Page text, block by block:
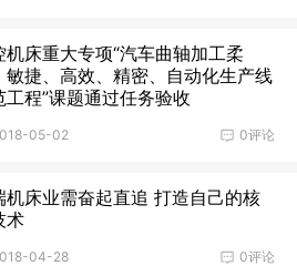
于低档迅速膨胀、中档进展缓慢、
是国家重点工程需要的关键设备主要
可见，
机床重大专项“汽车曲轴加工柔
敏捷、高效、精密、自动化生产线
工程”课题通过任务验收
0评论
05-02
机床业需奋起直追 打造自己的核
术
0评论
04-28